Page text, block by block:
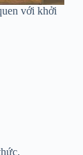
với khởi